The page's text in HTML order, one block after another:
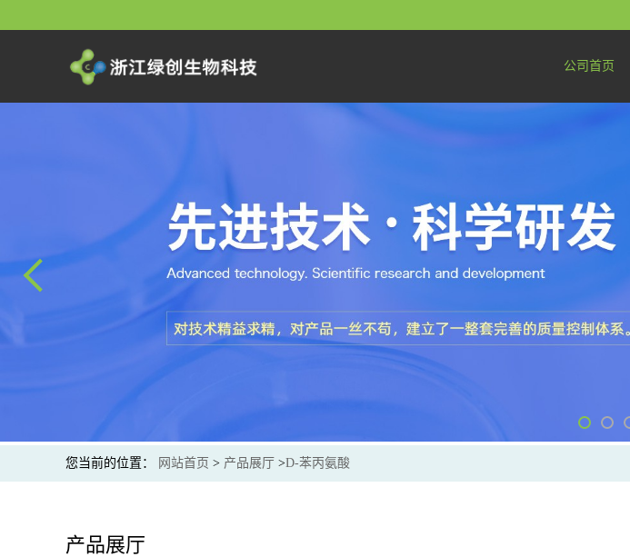
公司首页
您当前的位置： 网站首页 > 产品展厅 >D-苯丙氨酸
产品展厅